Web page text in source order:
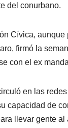
del conurbano.
Cívica,
firmó la
con el ex
en las
capacidad de
llevar gente